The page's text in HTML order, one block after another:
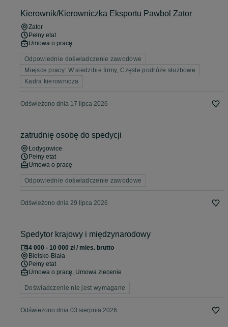
Kierownik/Kierowniczka Eksportu Pawbol Zator
Zator
Pełny etat
Umowa o pracę
Odpowiednie doświadczenie zawodowe
Miejsce pracy: W siedzibie firmy, Częste podróże służbowe
Kadra kierownicza
Odświeżono dnia 17 lipca 2026
zatrudnię osobę do spedycji
Łodygowice
Pełny etat
Umowa o pracę
Odpowiednie doświadczenie zawodowe
Odświeżono dnia 29 lipca 2026
Spedytor krajowy i międzynarodowy
4 000 - 10 000 zł / mies. brutto
Bielsko-Biała
Pełny etat
Umowa o pracę, Umowa zlecenie
Doświadczenie nie jest wymagane
Odświeżono dnia 03 sierpnia 2026